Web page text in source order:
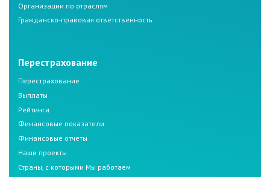
Организации по отраслям
Гражданско-правовая ответственность
Перестрахование
Перестрахование
Выплаты
Рейтинги
Финансовые показатели
Финансовые отчеты
Наши проекты
Страны, с которыми Мы работаем